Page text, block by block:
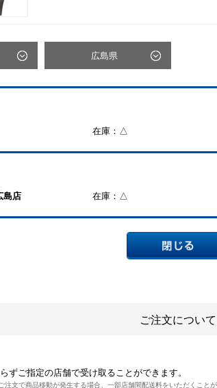
広島県
在庫：△
島店 在庫：△
ご注文について
ずご指定の店舗で受け取ることができます。
注文で商品移動が発生する場合、一部店舗間配送料をいただくこと